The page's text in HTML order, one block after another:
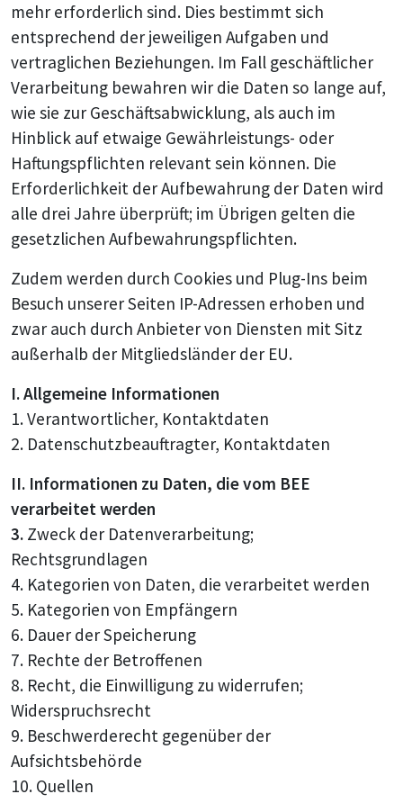
mehr erforderlich sind. Dies bestimmt sich
entsprechend der jeweiligen Aufgaben und
vertraglichen Beziehungen. Im Fall geschäftlicher
Verarbeitung bewahren wir die Daten so lange auf,
wie sie zur Geschäftsabwicklung, als auch im
Hinblick auf etwaige Gewährleistungs- oder
Haftungspflichten relevant sein können. Die
Erforderlichkeit der Aufbewahrung der Daten wird
alle drei Jahre überprüft; im Übrigen gelten die
gesetzlichen Aufbewahrungspflichten.
Zudem werden durch Cookies und Plug-Ins beim
Besuch unserer Seiten IP-Adressen erhoben und
zwar auch durch Anbieter von Diensten mit Sitz
außerhalb der Mitgliedsländer der EU.
I. Allgemeine Informationen
1. Verantwortlicher, Kontaktdaten
2. Datenschutzbeauftragter, Kontaktdaten
II. Informationen zu Daten, die vom BEE
verarbeitet werden
3. Zweck der Datenverarbeitung;
Rechtsgrundlagen
4. Kategorien von Daten, die verarbeitet werden
5. Kategorien von Empfängern
6. Dauer der Speicherung
7. Rechte der Betroffenen
8. Recht, die Einwilligung zu widerrufen;
Widerspruchsrecht
9. Beschwerderecht gegenüber der
Aufsichtsbehörde
10. Quellen